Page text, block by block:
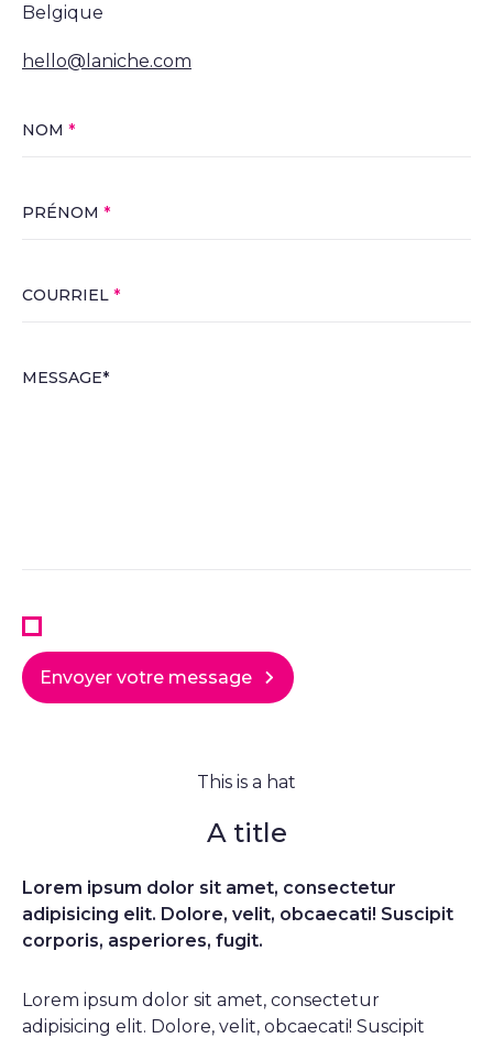
Belgique
hello@laniche.com
NOM *
PRÉNOM *
COURRIEL *
MESSAGE*
Envoyer votre message
This is a hat
A title
Lorem ipsum dolor sit amet, consectetur
adipisicing elit. Dolore, velit, obcaecati! Suscipit
corporis, asperiores, fugit.
Lorem ipsum dolor sit amet, consectetur
adipisicing elit. Dolore, velit, obcaecati! Suscipit